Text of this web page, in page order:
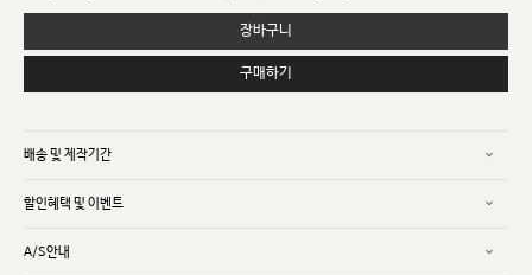
장바구니
구매하기
배송 및 제작기간
할인혜택 및 이벤트
A/S안내